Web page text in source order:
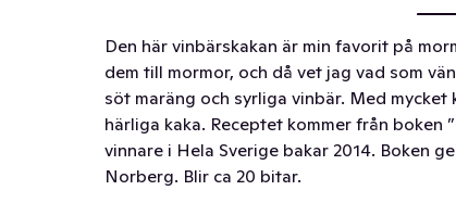
Den här vinbärskakan är min favorit på
dem till mormor, och då vet jag vad som
söt maräng och syrliga vinbär. Med
härliga kaka. Receptet kommer från boken
vinnare i Hela Sverige bakar 2014. Boken
Norberg. Blir ca 20 bitar.